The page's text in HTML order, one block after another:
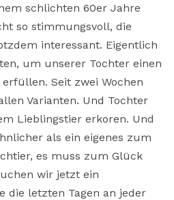
schlichten 60er Jahre
so stimmungsvoll, die
interessant. Eigentlich
um unserer Tochter einen
Seit zwei Wochen
Varianten. Und Tochter
Lieblingstier erkoren. Und
als ein eigenes zum
es muss zum Glück
wir jetzt ein
die letzten Tagen an jeder